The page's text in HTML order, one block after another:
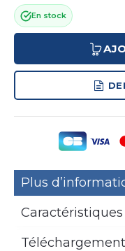
En stock
Plus
Téléchargement